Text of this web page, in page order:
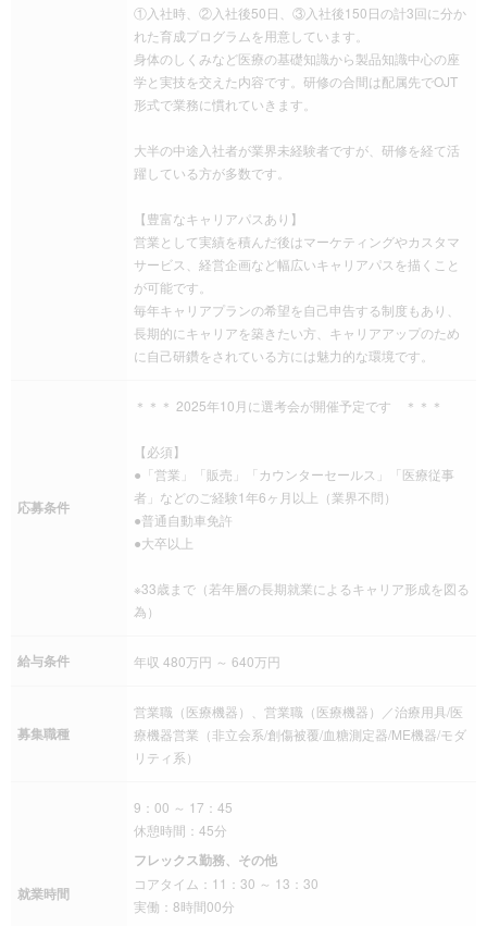
①入社時、②入社後50日、③入社後150日の計3回に分か
れた育成プログラムを用意しています。
身体のしくみなど医療の基礎知識から製品知識中心の座
学と実技を交えた内容です。研修の合間は配属先でOJT
形式で業務に慣れていきます。
大半の中途入社者が業界未経験者ですが、研修を経て活
躍している方が多数です。
【豊富なキャリアパスあり】
営業として実績を積んだ後はマーケティングやカスタマ
サービス、経営企画など幅広いキャリアパスを描くこと
が可能です。
毎年キャリアプランの希望を自己申告する制度もあり、
長期的にキャリアを築きたい方、キャリアアップのため
に自己研鑽をされている方には魅力的な環境です。
応募条件
＊＊＊ 2025年10月に選考会が開催予定です ＊＊＊
【必須】
●「営業」「販売」「カウンターセールス」「医療従事
者」などのご経験1年6ヶ月以上（業界不問）
●普通自動車免許
●大卒以上
※33歳まで（若年層の長期就業によるキャリア形成を図る
為）
給与条件 年収 480万円 ～ 640万円
募集職種
営業職（医療機器）、営業職（医療機器）／治療用具/医
療機器営業（非立会系/創傷被覆/血糖測定器/ME機器/モダ
リティ系）
就業時間
9：00 ～ 17：45
休憩時間：45分
フレックス勤務、その他
コアタイム：11：30 ～ 13：30
実働：8時間00分